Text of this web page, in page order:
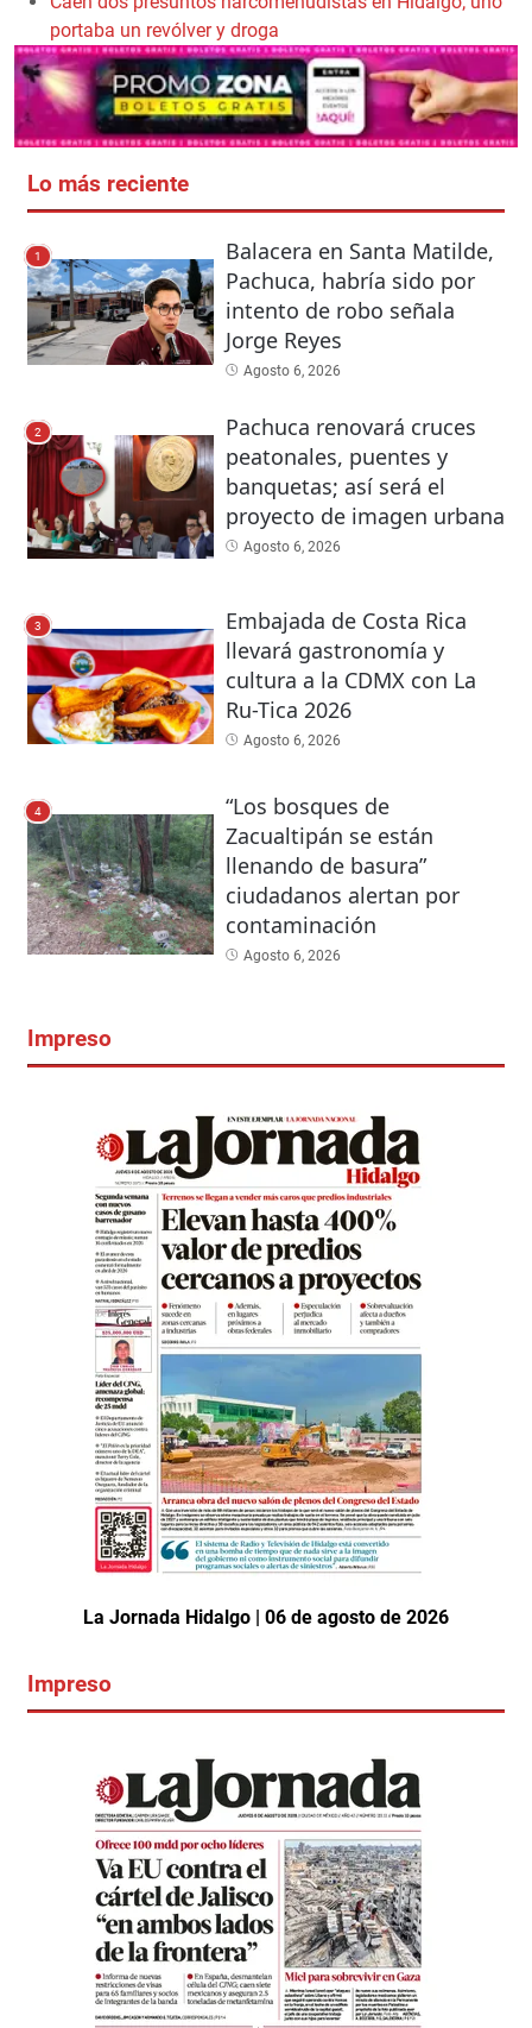
portaba un revólver y droga
Lo más reciente
1
Balacera en Santa Matilde,
Pachuca, habría sido por
intento de robo señala
Jorge Reyes
Agosto 6, 2026
2
Pachuca renovará cruces
peatonales, puentes y
banquetas; así será el
proyecto de imagen urbana
Agosto 6, 2026
3
Embajada de Costa Rica
llevará gastronomía y
cultura a la CDMX con La
Ru-Tica 2026
Agosto 6, 2026
4
“Los bosques de
Zacualtipán se están
llenando de basura”
ciudadanos alertan por
contaminación
Agosto 6, 2026
Impreso
La Jornada Hidalgo | 06 de agosto de 2026
Impreso